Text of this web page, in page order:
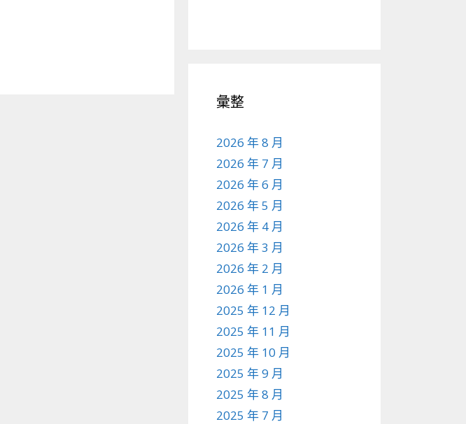
彙整
2026 年 8 月
2026 年 7 月
2026 年 6 月
2026 年 5 月
2026 年 4 月
2026 年 3 月
2026 年 2 月
2026 年 1 月
2025 年 12 月
2025 年 11 月
2025 年 10 月
2025 年 9 月
2025 年 8 月
2025 年 7 月